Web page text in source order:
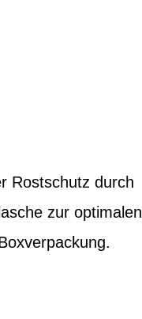
Rostschutz durch
zur optimalen